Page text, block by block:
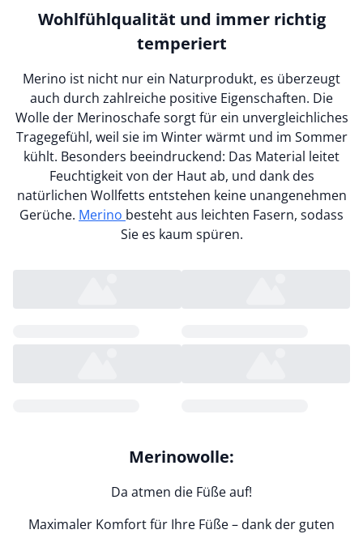
Wohlfühlqualität und immer richtig
temperiert
Merino ist nicht nur ein Naturprodukt, es überzeugt
auch durch zahlreiche positive Eigenschaften. Die
Wolle der Merinoschafe sorgt für ein unvergleichliches
Tragegefühl, weil sie im Winter wärmt und im Sommer
kühlt. Besonders beeindruckend: Das Material leitet
Feuchtigkeit von der Haut ab, und dank des
natürlichen Wollfetts entstehen keine unangenehmen
Gerüche. Merino besteht aus leichten Fasern, sodass
Sie es kaum spüren.
Merinowolle:
Da atmen die Füße auf!
Maximaler Komfort für Ihre Füße – dank der guten